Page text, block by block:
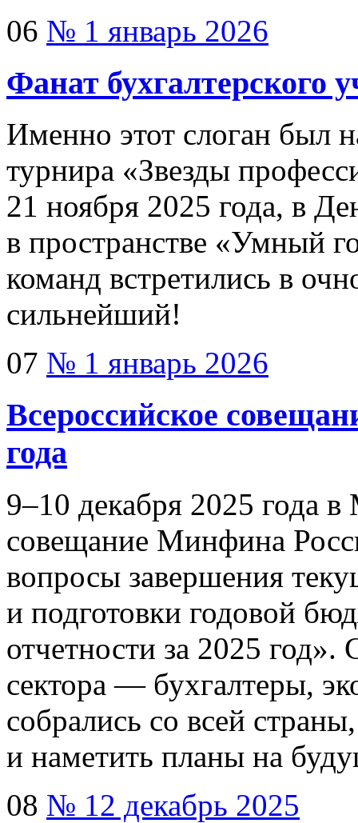
06 № 1 январь 2026
Фанат бухгалтерского
Именно этот слоган был
турнира «Звезды
21 ноября 2025 года, в
в пространстве «Умный
команд встретились в
сильнейший!
07 № 1 январь 2026
Всероссийское
года
9–10 декабря 2025 года
совещание Минфина
вопросы завершения
и подготовки годовой
отчетности за 2025
сектора — бухгалтеры,
собрались со всей
и наметить планы на
08 № 12 декабрь 2025